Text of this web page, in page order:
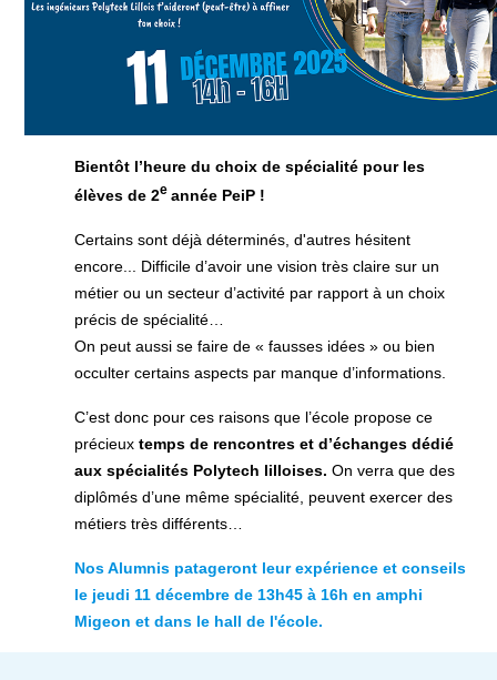
Bientôt l’heure du choix de spécialité pour les
élèves de 2e année PeiP !
Certains sont déjà déterminés, d'autres hésitent
encore... Difficile d’avoir une vision très claire sur un
métier ou un secteur d’activité par rapport à un choix
précis de spécialité…
On peut aussi se faire de « fausses idées » ou bien
occulter certains aspects par manque d’informations.
C’est donc pour ces raisons que l’école propose ce
précieux temps de rencontres et d’échanges dédié
aux spécialités Polytech lilloises. On verra que des
diplômés d’une même spécialité, peuvent exercer des
métiers très différents…
Nos Alumnis patageront leur expérience et conseils
le jeudi 11 décembre de 13h45 à 16h en amphi
Migeon et dans le hall de l'école.